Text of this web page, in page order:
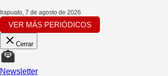
Irapuato, 7 de agosto de 2026
VER MÁS PERIÓDICOS
Cerrar
Newsletter